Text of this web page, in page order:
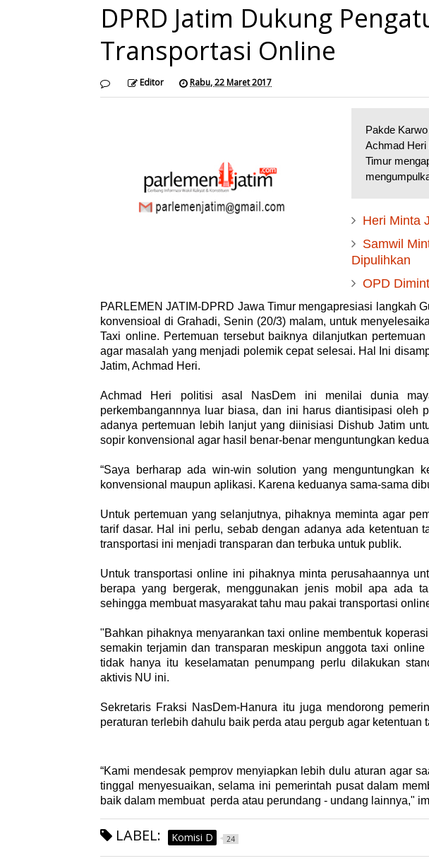
DPRD Jatim Dukung
Transportasi Online
Editor Rabu, 22 Maret 2017
Pakde
Achmad
Timur
Heri Minta
Samwil
Dipulihkan
OPD
PARLEMEN JATIM-DPRD Jawa Timur mengapresiasi langkah
konvensioal di Grahadi, Senin (20/3) malam, untuk
Taxi online. Pertemuan tersebut baiknya dilanjutkan
agar masalah yang menjadi polemik cepat selesai. Hal Ini
Jatim, Achmad Heri.
Achmad Heri politisi asal NasDem ini menilai dunia
perkembangannnya luar biasa, dan ini harus diantisipasi oleh
adanya pertemuan lebih lanjut yang diinisiasi Dishub Jatim
sopir konvensional agar hasil benar-benar menguntungkan
“Saya berharap ada win-win solution yang menguntungkan
konvensional maupun aplikasi. Karena keduanya sama-sama
Untuk pertemuan yang selanjutnya, pihaknya meminta agar
tarif dasar. Hal ini perlu, sebab dengan adanya ada ketentuan
transportasi ini menjadi transparan dan terbuka untuk publik.
Untuk transportasi online ini pihaknya minta perusahaannya
berapa yang bergerak, menggunakan jenis mobil apa ada
sehingga membuat masyarakat tahu mau pakai transportasi
"Bahkan pihaknya menyarankan taxi online membentuk
semakin terjamin dan transparan meskipun anggota taxi
tidak hanya itu keselamatan penumpang perlu dilakukan
aktivis NU ini.
Sekretaris Fraksi NasDem-Hanura itu juga mendorong
peraturan terlebih dahulu baik perda atau pergub agar ketentuan
“Kami mendesak pemprov menyiapkan lebih dulu aturan agar
tinggal menyesuaikan, selama ini pemerintah pusat dalam
baik dalam membuat perda atau perundang - undang lainnya,"
LABEL: Komisi D 24